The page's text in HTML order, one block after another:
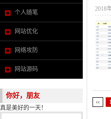
个人随笔
网站优化
网络攻防
网站源码
你好，朋友
真是美好的一天！
2018
‹‹